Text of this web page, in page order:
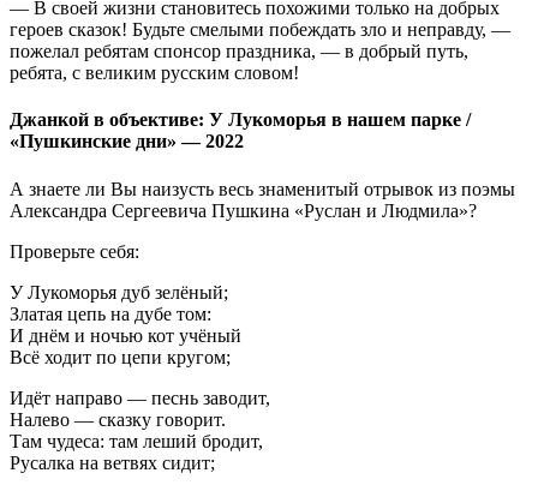
— В своей жизни становитесь похожими только на добрых
героев сказок! Будьте смелыми побеждать зло и неправду, —
пожелал ребятам спонсор праздника, — в добрый путь,
ребята, с великим русским словом!
Джанкой в объективе: У Лукоморья в нашем парке /
«Пушкинские дни» — 2022
А знаете ли Вы наизусть весь знаменитый отрывок из поэмы
Александра Сергеевича Пушкина «Руслан и Людмила»?
Проверьте себя:
У Лукоморья дуб зелёный;
Златая цепь на дубе том:
И днём и ночью кот учёный
Всё ходит по цепи кругом;
Идёт направо — песнь заводит,
Налево — сказку говорит.
Там чудеса: там леший бродит,
Русалка на ветвях сидит;